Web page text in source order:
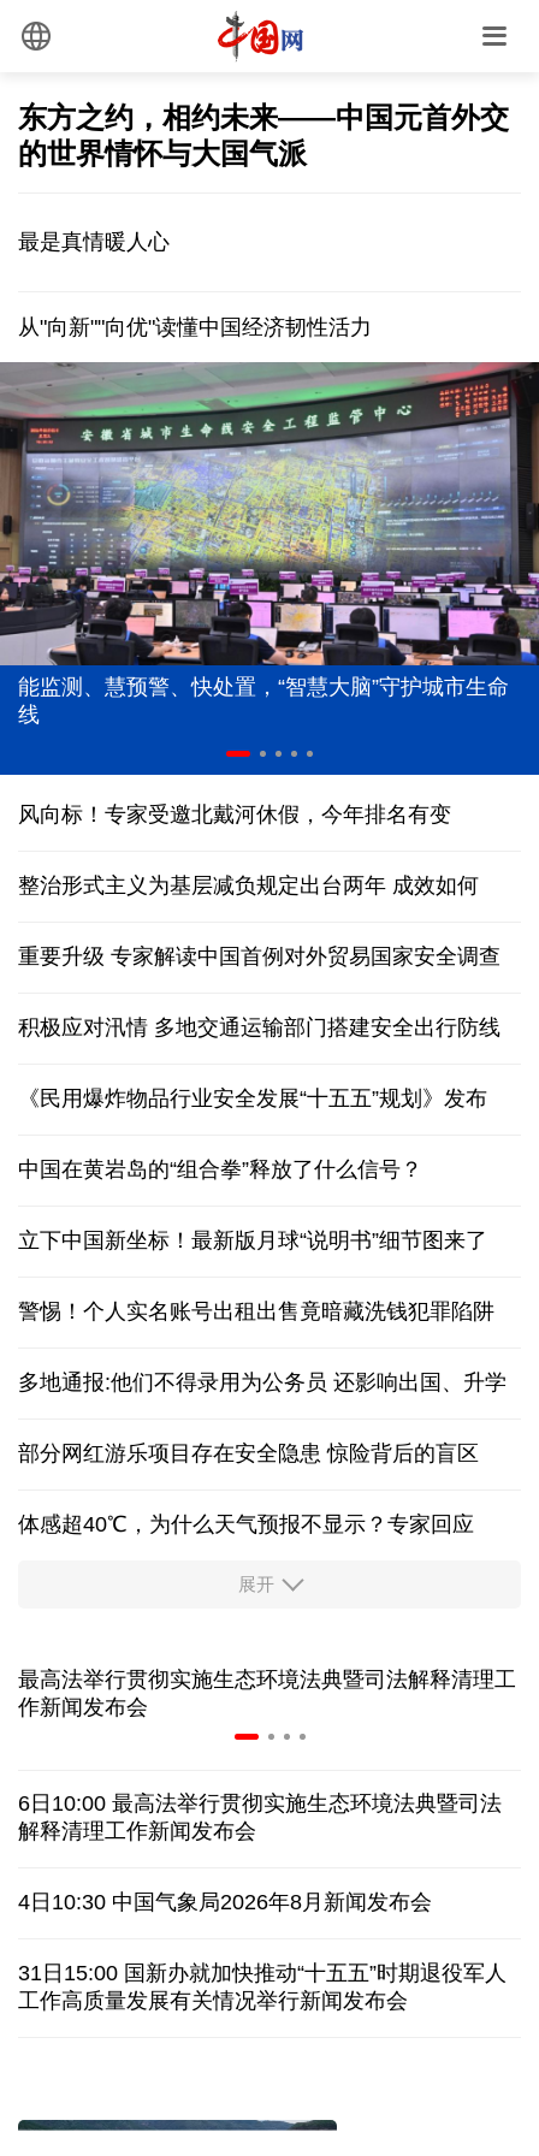
东方之约，相约未来——中国元首外交
的世界情怀与大国气派
最是真情暖人心
从"向新""向优"读懂中国经济韧性活力
能监测、慧预警、快处置，“智慧大脑”守护城市生命
线
风向标！专家受邀北戴河休假，今年排名有变
整治形式主义为基层减负规定出台两年 成效如何
重要升级 专家解读中国首例对外贸易国家安全调查
积极应对汛情 多地交通运输部门搭建安全出行防线
《民用爆炸物品行业安全发展“十五五”规划》发布
中国在黄岩岛的“组合拳”释放了什么信号？
立下中国新坐标！最新版月球“说明书”细节图来了
警惕！个人实名账号出租出售竟暗藏洗钱犯罪陷阱
多地通报:他们不得录用为公务员 还影响出国、升学
部分网红游乐项目存在安全隐患 惊险背后的盲区
体感超40℃，为什么天气预报不显示？专家回应
服务实体经济 财政金融打出“组合拳”
让药品更好触达患者 网络平台成多款新药首发渠道
科创转型到全球布局 上海出台规划让民企敢闯敢投
7月份中国仓储指数保持扩张 行业运行韧性较强
展开
作新闻发布会